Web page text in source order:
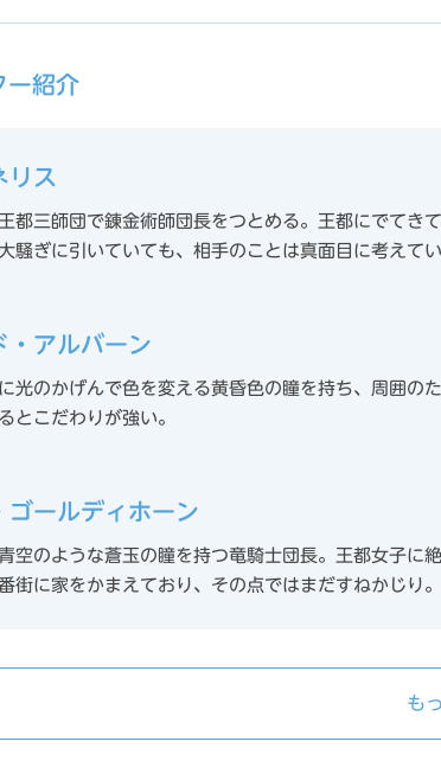
ー紹介
リス
都三師団で錬金術師団長をつとめる。王都にでてき
騒ぎに引いていても、相手のことは真面目に考えてい
・アルバーン
光のかげんで色を変える黄昏色の瞳を持ち、周囲の
とこだわりが強い。
ゴールディホーン
空のような蒼玉の瞳を持つ竜騎士団長。王都女子に
街に家をかまえており、その点ではまだすねかじり。
も